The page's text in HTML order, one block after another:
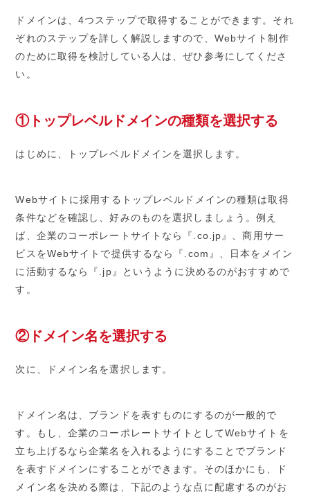
ドメインは、4つステップで取得することができます。それ
ぞれのステップを詳しく解説しますので、Webサイト制作
のために取得を検討している人は、ぜひ参考にしてくださ
い。
①トップレベルドメインの種類を選択する
はじめに、トップレベルドメインを選択します。
Webサイトに採用するトップレベルドメインの種類は取得
条件などを確認し、好みのものを選択しましょう。例え
ば、企業のコーポレートサイトなら『.co.jp』、商用サー
ビスをWebサイトで提供するなら『.com』、日本をメイン
に活動するなら『.jp』というように決めるのがおすすめで
す。
②ドメイン名を選択する
次に、ドメイン名を選択します。
ドメイン名は、ブランドを表すものにするのが一般的で
す。もし、企業のコーポレートサイトとしてWebサイトを
立ち上げるなら企業名を入れるようにすることでブランド
を表すドメインにすることができます。そのほかにも、ド
メイン名を決める際は、下記のような点に配慮するのがお